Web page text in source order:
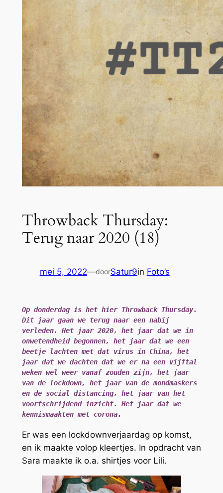
Throwback Thursday:
Terug naar 2020 (18)
mei 5, 2022—doorSatur9in Foto’s
Op donderdag is het hier Throwback Thursday.
Dit jaar gaan we terug naar een nabij
verleden. Het jaar 2020, het jaar dat we in
onwetendheid begonnen, het jaar dat we een
beetje lachten met dat virus in China, het
jaar dat we dachten dat we er na een vijftal
weken wel weer vanaf zouden zijn, het jaar
van de lockdown, het jaar van de mondmaskers
en de social distancing, het jaar van het
voortschrijdend inzicht. Het jaar dat we
kennismaakten met corona.
Er was een lockdownverjaardag op komst,
en ik maakte volop kleertjes. In opdracht van
Sara maakte ik o.a. shirtjes voor Lili.